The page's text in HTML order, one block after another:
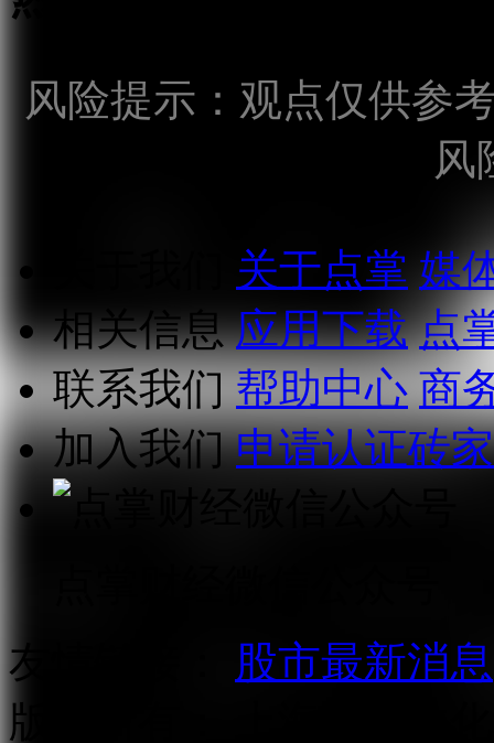
风险提示：观点仅供参
风
关于点掌 媒
相关信息 应用下载 点
联系我们 帮助中心 商
加入我们 申请认证砖家
友情链接：
股市最新消息
版权所有：